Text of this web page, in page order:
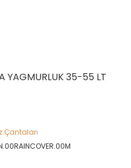
YAGMURLUK 35-55 LT
Çantaları